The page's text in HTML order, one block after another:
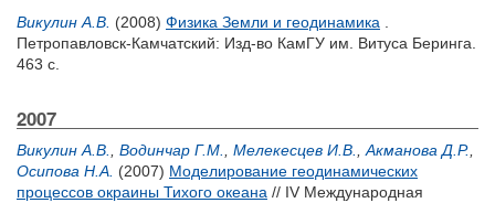
Викулин А.В. (2008) Физика Земли и геодинамика
Петропавловск-Камчатский: Изд-во КамГУ им. Витуса Беринга.
463 с.
2007
Викулин А.В. Водинчар Г.М. Мелекесцев И.В. Акманова Д.Р.
Осипова Н.А. (2007) Моделирование геодинамических
процессов окраины Тихого океана // IV Международная